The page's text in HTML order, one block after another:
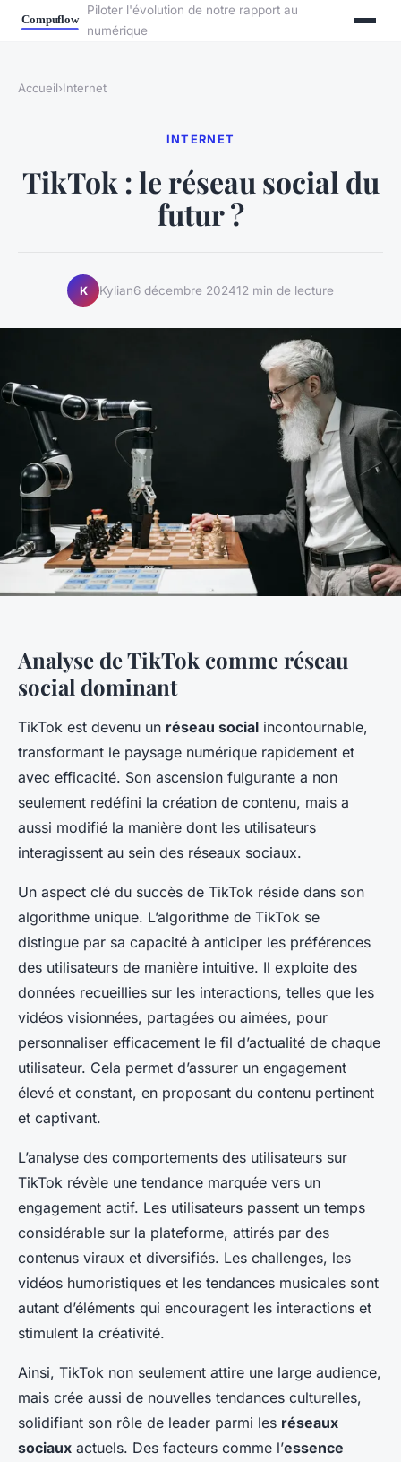
Piloter l'évolution de notre rapport au
numérique
Accueil›Internet
INTERNET
TikTok : le réseau social du
futur ?
K Kylian6 décembre 202412 min de lecture
Analyse de TikTok comme réseau
social dominant
TikTok est devenu un réseau social incontournable,
transformant le paysage numérique rapidement et
avec efficacité. Son ascension fulgurante a non
seulement redéfini la création de contenu, mais a
aussi modifié la manière dont les utilisateurs
interagissent au sein des réseaux sociaux.
Un aspect clé du succès de TikTok réside dans son
algorithme unique. L’algorithme de TikTok se
distingue par sa capacité à anticiper les préférences
des utilisateurs de manière intuitive. Il exploite des
données recueillies sur les interactions, telles que les
vidéos visionnées, partagées ou aimées, pour
personnaliser efficacement le fil d’actualité de chaque
utilisateur. Cela permet d’assurer un engagement
élevé et constant, en proposant du contenu pertinent
et captivant.
L’analyse des comportements des utilisateurs sur
TikTok révèle une tendance marquée vers un
engagement actif. Les utilisateurs passent un temps
considérable sur la plateforme, attirés par des
contenus viraux et diversifiés. Les challenges, les
vidéos humoristiques et les tendances musicales sont
autant d’éléments qui encouragent les interactions et
stimulent la créativité.
Ainsi, TikTok non seulement attire une large audience,
mais crée aussi de nouvelles tendances culturelles,
solidifiant son rôle de leader parmi les réseaux
sociaux actuels. Des facteurs comme l’essence